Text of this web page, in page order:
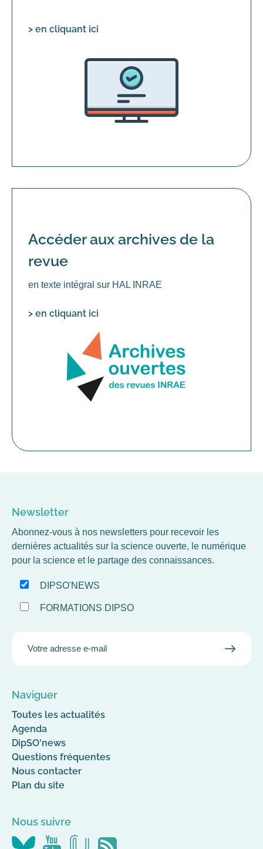
> en cliquant ici
Accéder aux archives de la
revue
en texte intégral sur HAL INRAE
> en cliquant ici
Newsletter
Abonnez-vous à nos newsletters pour recevoir les
dernières actualités sur la science ouverte, le numérique
pour la science et le partage des connaissances.
DIPSO'NEWS
FORMATIONS DIPSO
Naviguer
Toutes les actualités
Agenda
DipSO'news
Questions fréquentes
Nous contacter
Plan du site
Nous suivre
Nous Nous Nous Flus